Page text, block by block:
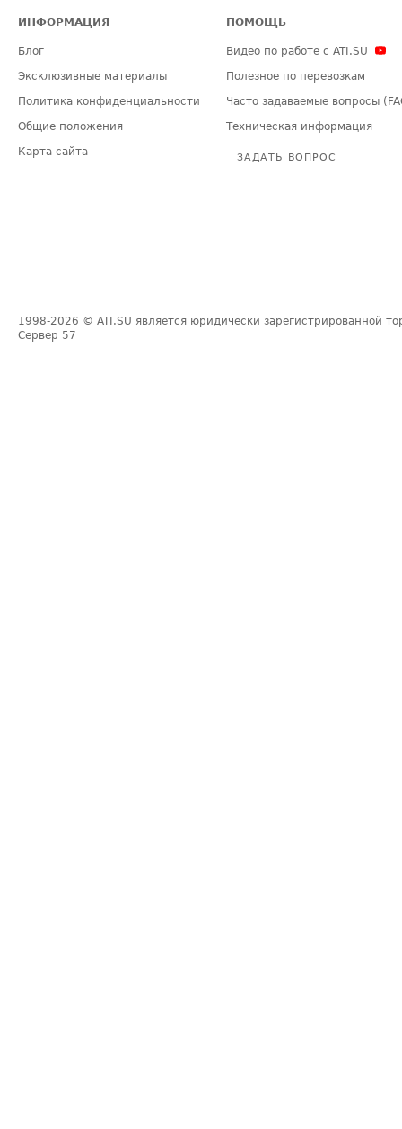
ИНФОРМАЦИЯ
Блог
Эксклюзивные материалы
Политика конфиденциальности
Общие положения
Карта сайта
ПОМОЩЬ
Видео по работе с ATI.SU
Полезное по перевозкам
Часто задаваемые вопросы
Техническая информация
ЗАДАТЬ ВОПРОС
1998-2026 © ATI.SU является юридически зарегистрированной
Сервер 57